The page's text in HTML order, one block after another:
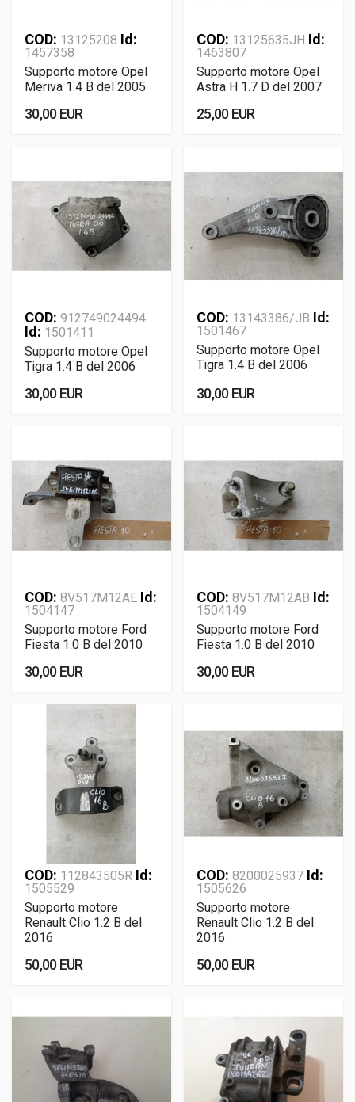
COD: 13125208 Id:
1457358
Supporto motore Opel
Meriva 1.4 B del 2005
30,00 EUR
COD: 13125635JH Id:
1463807
Supporto motore Opel
Astra H 1.7 D del 2007
25,00 EUR
COD: 912749024494
Id: 1501411
Supporto motore Opel
Tigra 1.4 B del 2006
30,00 EUR
COD: 13143386/JB Id:
1501467
Supporto motore Opel
Tigra 1.4 B del 2006
30,00 EUR
COD: 8V517M12AE Id:
1504147
Supporto motore Ford
Fiesta 1.0 B del 2010
30,00 EUR
COD: 8V517M12AB Id:
1504149
Supporto motore Ford
Fiesta 1.0 B del 2010
30,00 EUR
COD: 112843505R Id:
1505529
Supporto motore
Renault Clio 1.2 B del
2016
50,00 EUR
COD: 8200025937 Id:
1505626
Supporto motore
Renault Clio 1.2 B del
2016
50,00 EUR